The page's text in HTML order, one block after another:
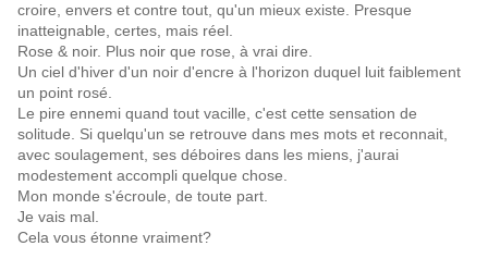
croire, envers et contre tout, qu'un mieux existe. Presque
inatteignable, certes, mais réel.
Rose & noir. Plus noir que rose, à vrai dire.
Un ciel d'hiver d'un noir d'encre à l'horizon duquel luit faiblement
un point rosé.
Le pire ennemi quand tout vacille, c'est cette sensation de
solitude. Si quelqu'un se retrouve dans mes mots et reconnait,
avec soulagement, ses déboires dans les miens, j'aurai
modestement accompli quelque chose.
Mon monde s'écroule, de toute part.
Je vais mal.
Cela vous étonne vraiment?